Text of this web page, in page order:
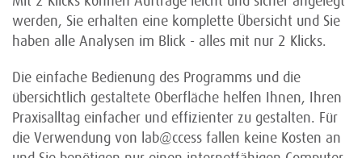
werden, Sie erhalten eine komplette Übersicht und Sie
haben alle Analysen im Blick - alles mit nur 2 Klicks.
Die einfache Bedienung des Programms und die
übersichtlich gestaltete Oberfläche helfen Ihnen, Ihren
Praxisalltag einfacher und effizienter zu gestalten. Für
die Verwendung von lab@ccess fallen keine Kosten an